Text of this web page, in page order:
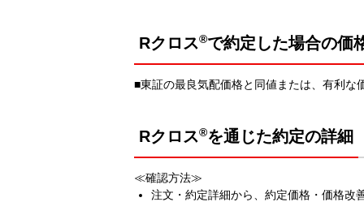
Rクロス®で約定した場合の価
■東証の最良気配価格と同値または、有利な
Rクロス®を通じた約定の詳細
≪確認方法≫
注文・約定詳細から、約定価格・価格改